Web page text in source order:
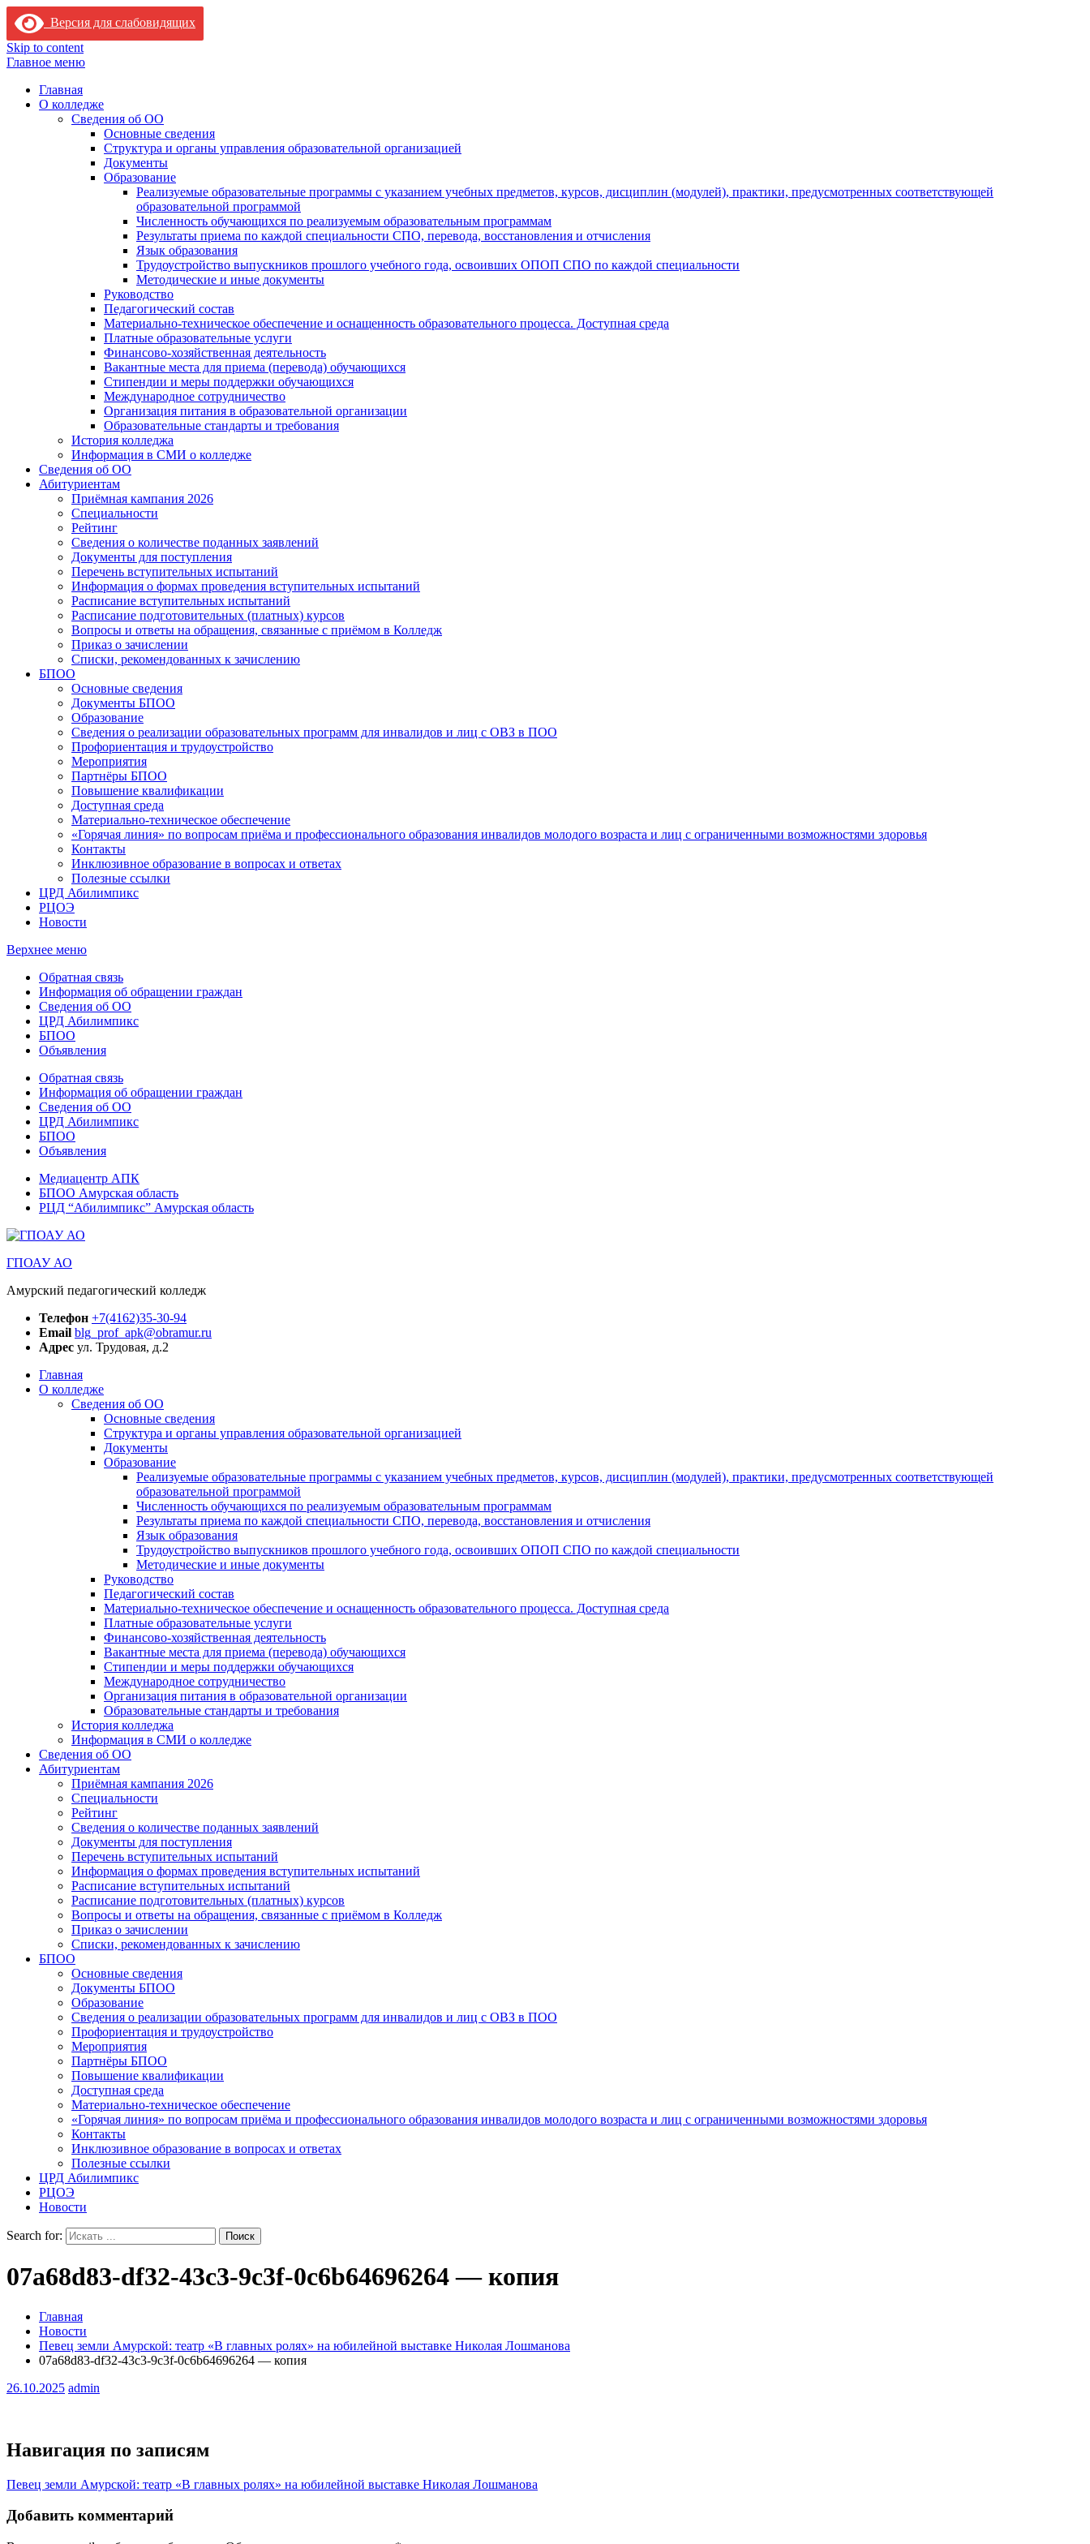
Версия для слабовидящих
Skip to content
Главное меню
Главная
О колледже
Сведения об ОО
Основные сведения
Структура и органы управления образовательной организацией
Документы
Образование
Реализуемые образовательные программы с указанием учебных предметов, курсов, дисциплин (модулей), практики, предусмотренных соответствующей
образовательной программой
Численность обучающихся по реализуемым образовательным программам
Результаты приема по каждой специальности СПО, перевода, восстановления и отчисления
Язык образования
Трудоустройство выпускников прошлого учебного года, освоивших ОПОП СПО по каждой специальности
Методические и иные документы
Руководство
Педагогический состав
Материально-техническое обеспечение и оснащенность образовательного процесса. Доступная среда
Платные образовательные услуги
Финансово-хозяйственная деятельность
Вакантные места для приема (перевода) обучающихся
Стипендии и меры поддержки обучающихся
Международное сотрудничество
Организация питания в образовательной организации
Образовательные стандарты и требования
История колледжа
Информация в СМИ о колледже
Сведения об ОО
Абитуриентам
Приёмная кампания 2026
Специальности
Рейтинг
Сведения о количестве поданных заявлений
Документы для поступления
Перечень вступительных испытаний
Информация о формах проведения вступительных испытаний
Расписание вступительных испытаний
Расписание подготовительных (платных) курсов
Вопросы и ответы на обращения, связанные с приёмом в Колледж
Приказ о зачислении
Списки, рекомендованных к зачислению
БПОО
Основные сведения
Документы БПОО
Образование
Сведения о реализации образовательных программ для инвалидов и лиц с ОВЗ в ПОО
Профориентация и трудоустройство
Мероприятия
Партнёры БПОО
Повышение квалификации
Доступная среда
Материально-техническое обеспечение
«Горячая линия» по вопросам приёма и профессионального образования инвалидов молодого возраста и лиц с ограниченными возможностями здоровья
Контакты
Инклюзивное образование в вопросах и ответах
Полезные ссылки
ЦРД Абилимпикс
РЦОЭ
Новости
Верхнее меню
Обратная связь
Информация об обращении граждан
Сведения об ОО
ЦРД Абилимпикс
БПОО
Объявления
Обратная связь
Информация об обращении граждан
Сведения об ОО
ЦРД Абилимпикс
БПОО
Объявления
Медиацентр АПК
БПОО Амурская область
РЦД “Абилимпикс” Амурская область
ГПОАУ АО
Амурский педагогический колледж
Телефон +7(4162)35-30-94
Email blg_prof_apk@obramur.ru
Адрес ул. Трудовая, д.2
Главная
О колледже
Сведения об ОО
Основные сведения
Структура и органы управления образовательной организацией
Документы
Образование
Реализуемые образовательные программы с указанием учебных предметов, курсов, дисциплин (модулей), практики, предусмотренных соответствующей
образовательной программой
Численность обучающихся по реализуемым образовательным программам
Результаты приема по каждой специальности СПО, перевода, восстановления и отчисления
Язык образования
Трудоустройство выпускников прошлого учебного года, освоивших ОПОП СПО по каждой специальности
Методические и иные документы
Руководство
Педагогический состав
Материально-техническое обеспечение и оснащенность образовательного процесса. Доступная среда
Платные образовательные услуги
Финансово-хозяйственная деятельность
Вакантные места для приема (перевода) обучающихся
Стипендии и меры поддержки обучающихся
Международное сотрудничество
Организация питания в образовательной организации
Образовательные стандарты и требования
История колледжа
Информация в СМИ о колледже
Сведения об ОО
Абитуриентам
Приёмная кампания 2026
Специальности
Рейтинг
Сведения о количестве поданных заявлений
Документы для поступления
Перечень вступительных испытаний
Информация о формах проведения вступительных испытаний
Расписание вступительных испытаний
Расписание подготовительных (платных) курсов
Вопросы и ответы на обращения, связанные с приёмом в Колледж
Приказ о зачислении
Списки, рекомендованных к зачислению
БПОО
Основные сведения
Документы БПОО
Образование
Сведения о реализации образовательных программ для инвалидов и лиц с ОВЗ в ПОО
Профориентация и трудоустройство
Мероприятия
Партнёры БПОО
Повышение квалификации
Доступная среда
Материально-техническое обеспечение
«Горячая линия» по вопросам приёма и профессионального образования инвалидов молодого возраста и лиц с ограниченными возможностями здоровья
Контакты
Инклюзивное образование в вопросах и ответах
Полезные ссылки
ЦРД Абилимпикс
РЦОЭ
Новости
Search for:
07a68d83-df32-43c3-9c3f-0c6b64696264 — копия
Главная
Новости
Певец земли Амурской: театр «В главных ролях» на юбилейной выставке Николая Лошманова
07a68d83-df32-43c3-9c3f-0c6b64696264 — копия
26.10.2025 admin
Навигация по записям
Певец земли Амурской: театр «В главных ролях» на юбилейной выставке Николая Лошманова
Добавить комментарий